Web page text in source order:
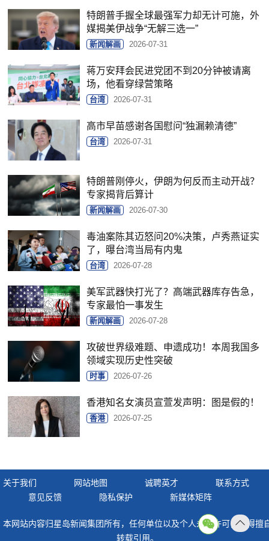
特朗普手握全球最强军力却无计可施，外
媒揭美伊战争“无解三选一”
新闻解画 2026-07-31
蒋万安拜会民进党团不到20分钟被请离
场，他看穿绿营策略
台湾 2026-07-31
高市早苗感谢各国慰问“独漏赖清德”
台湾 2026-07-31
特朗普刚停火，伊朗为何反而主动开战？
专家揭背后算计
新闻解画 2026-07-30
毒油案陈其迈怒问20%决策，卢秀燕证实
了，曝台湾当局有内鬼
台湾 2026-07-28
美军武器快打光了？高端武器库存告急，
专家最怕一事发生
新闻解画 2026-07-28
攻破世界级难题、申遗成功！本周我国多
领域实现历史性突破
时事 2026-07-26
香港知名女演员宣萱发声明：图是假的！
香港 2026-07-25
关于我们 网站地图 诚聘英才
联系方式
意见反馈
隐私保护 新媒体矩阵
本网站内容归星岛新闻集团所有，任何单位以及个人未经许可，不得擅
转载引用。